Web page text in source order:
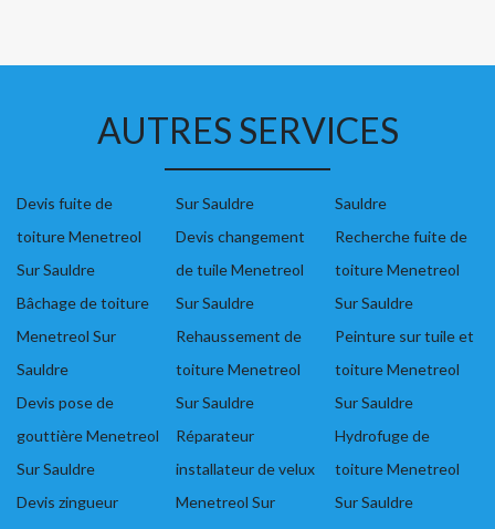
AUTRES SERVICES
Devis fuite de
toiture Menetreol
Sur Sauldre
Bâchage de toiture
Menetreol Sur
Sauldre
Devis pose de
gouttière Menetreol
Sur Sauldre
Devis zingueur
Sur Sauldre
Devis changement
de tuile Menetreol
Sur Sauldre
Rehaussement de
toiture Menetreol
Sur Sauldre
Réparateur
installateur de velux
Menetreol Sur
Sauldre
Recherche fuite de
toiture Menetreol
Sur Sauldre
Peinture sur tuile et
toiture Menetreol
Sur Sauldre
Hydrofuge de
toiture Menetreol
Sur Sauldre